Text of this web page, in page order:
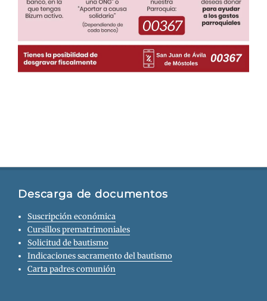
Descarga de documentos
Suscripción económica
Cursillos prematrimoniales
Solicitud de bautismo
Indicaciones sacramento del bautismo
Carta padres comunión